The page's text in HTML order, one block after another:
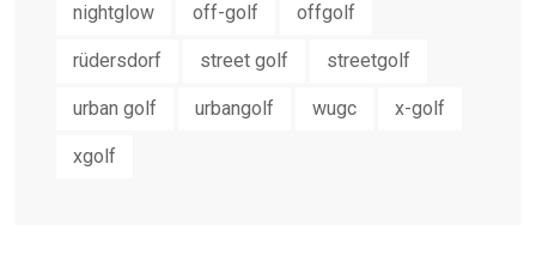
nightglow off-golf offgolf
rüdersdorf street golf streetgolf
urban golf urbangolf wugc x-golf
xgolf